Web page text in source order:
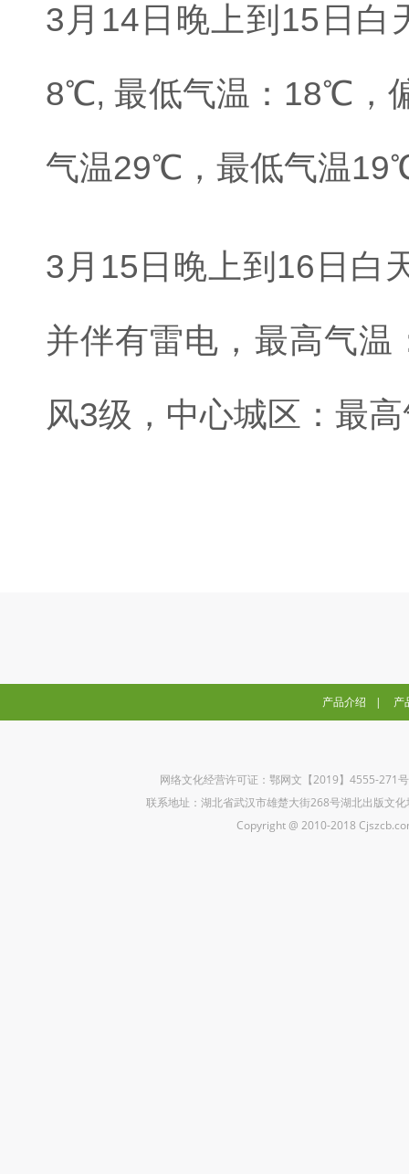
3月14日晚上到15日白
8℃, 最低气温：18℃，
气温29℃，最低气温
3月15日晚上到16日白
并伴有雷电，最高气
风3级，中心城区：最
产品介绍 | 产
网络文化经营许可证：鄂网文【2019】4555-271
联系地址：湖北省武汉市雄楚大街268号湖北出版文
Copyright @ 2010-2018